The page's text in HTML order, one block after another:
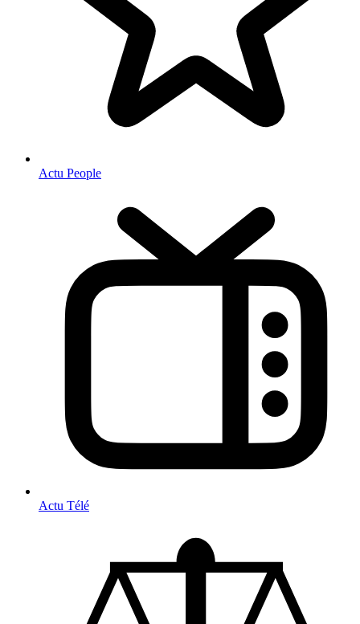
Actu People
Actu Télé